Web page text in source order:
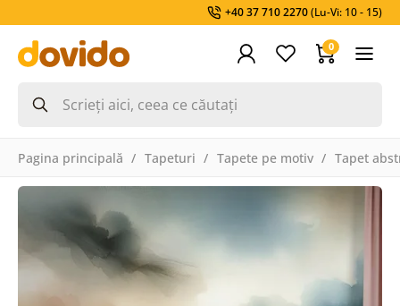
+40 37 710 2270(Lu-Vi: 10 - 15)
0
Pagina principală Tapeturi Tapete pe motiv Tapet